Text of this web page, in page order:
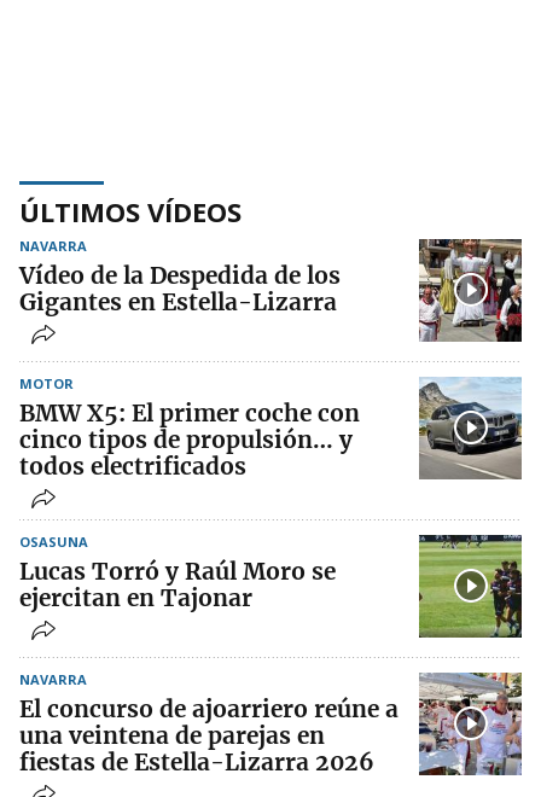
ÚLTIMOS VÍDEOS
NAVARRA
Vídeo de la Despedida de los
Gigantes en Estella-Lizarra
MOTOR
BMW X5: El primer coche con
cinco tipos de propulsión… y
todos electrificados
OSASUNA
Lucas Torró y Raúl Moro se
ejercitan en Tajonar
NAVARRA
El concurso de ajoarriero reúne a
una veintena de parejas en
fiestas de Estella-Lizarra 2026